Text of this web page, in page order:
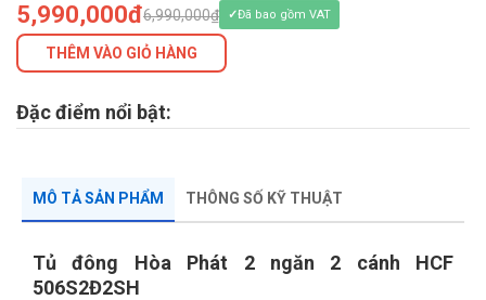
5,990,000đ6,990,000₫ Đã bao gồm VAT
THÊM VÀO GIỎ HÀNG
Đặc điểm nổi bật:
MÔ TẢ SẢN PHẨM THÔNG SỐ KỸ THUẬT
Tủ đông Hòa Phát 2 ngăn 2 cánh HCF
506S2Đ2SH